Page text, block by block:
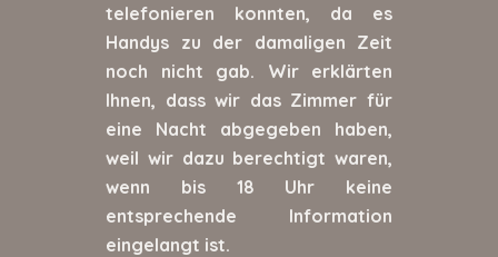
telefonieren konnten, da es
Handys zu der damaligen Zeit
noch nicht gab. Wir erklärten
Ihnen, dass wir das Zimmer für
eine Nacht abgegeben haben,
weil wir dazu berechtigt waren,
wenn bis 18 Uhr keine
entsprechende Information
eingelangt ist.